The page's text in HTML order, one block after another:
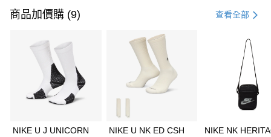
信用卡一次付款
3 期 0 利率 每期 21家銀行
合作金庫商業銀行
第一商業銀行
華南商業銀行
彰化商業銀行
上海商業儲蓄銀行
Apple Pay
商品加價購 (9) 查看全部
NIKE U J UNICORN
NIKE U NK ED CSH
NIKE NK